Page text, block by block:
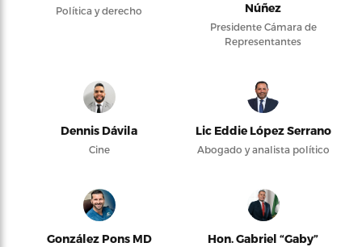
Política y derecho
Núñez
Presidente Cámara de
Representantes
Dennis Dávila
Cine
Lic Eddie López Serrano
Abogado y analista político
González Pons MD
Hon. Gabriel “Gaby”